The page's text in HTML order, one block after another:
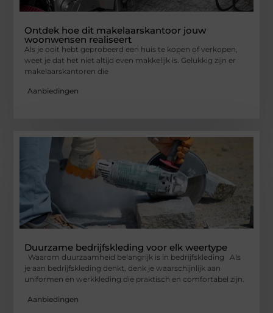
Ontdek hoe dit makelaarskantoor jouw
woonwensen realiseert
Als je ooit hebt geprobeerd een huis te kopen of verkopen,
weet je dat het niet altijd even makkelijk is. Gelukkig zijn er
makelaarskantoren die
Aanbiedingen
Duurzame bedrijfskleding voor elk weertype
Waarom duurzaamheid belangrijk is in bedrijfskleding Als
je aan bedrijfskleding denkt, denk je waarschijnlijk aan
uniformen en werkkleding die praktisch en comfortabel zijn.
Aanbiedingen